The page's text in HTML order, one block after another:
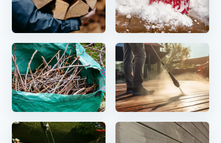
Vedhogst & bæring Snørydding
Hageavfall Terrassevask